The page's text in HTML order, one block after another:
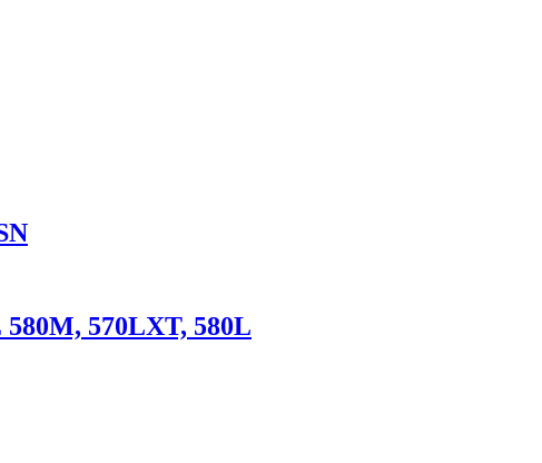
570LXT, 580L